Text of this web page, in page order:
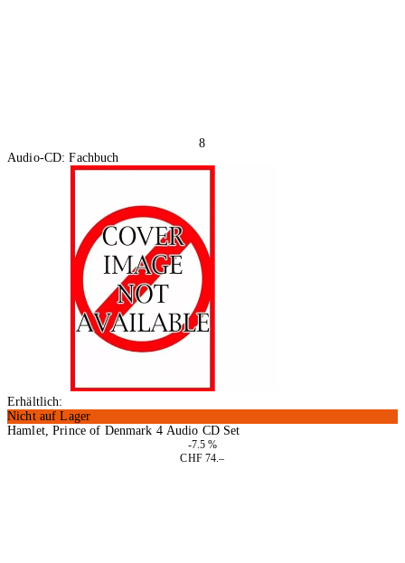
8
Audio-CD: Fachbuch
Erhältlich:
Nicht auf Lager
Hamlet, Prince of Denmark 4 Audio CD Set
-7.5 %
CHF 74.–